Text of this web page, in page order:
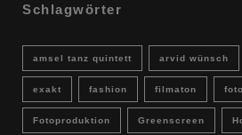
Schlagwörter
amsel tanz quintett arvid wünsch
exakt fashion filmaton
Fotoproduktion Greenscreen